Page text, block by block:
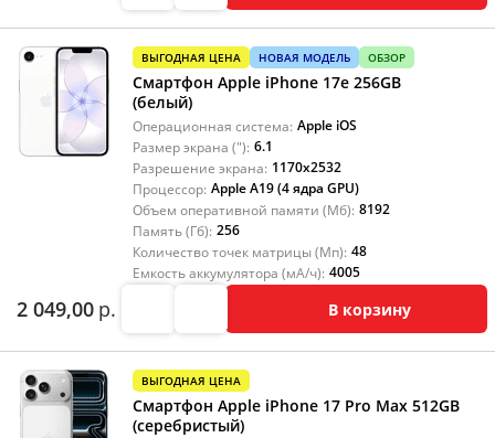
ВЫГОДНАЯ ЦЕНА НОВАЯ МОДЕЛЬ ОБЗОР
Смартфон Apple iPhone 17e 256GB
(белый)
Операционная система: Apple iOS
Размер экрана ("): 6.1
Разрешение экрана: 1170x2532
Процессор: Apple A19 (4 ядра GPU)
Объем оперативной памяти (Мб): 8192
Память (Гб): 256
Количество точек матрицы (Мп): 48
Емкость аккумулятора (мА/ч): 4005
2 049,00 р. В корзину
ВЫГОДНАЯ ЦЕНА
Смартфон Apple iPhone 17 Pro Max 512GB
(серебристый)